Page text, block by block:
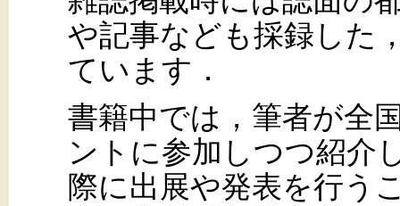
や記事なども採録した
ています．
書籍中では，筆者が全
ントに参加しつつ紹介
際に出展や発表を行う